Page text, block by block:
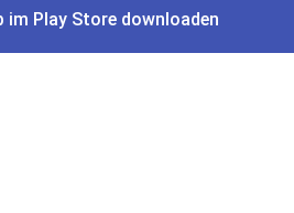
im Play Store downloaden